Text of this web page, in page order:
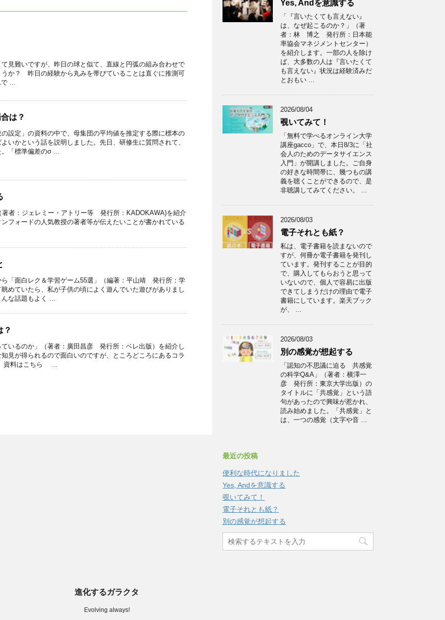
見難いですが、昨日の球と似て、直線と円弧の組み合わせで
か？ 昨日の経験から丸みを帯びていることは直ぐに推測可
...
は？
の設定」の資料の中で、母集団の平均値を推定する際に標本の
いかという話を説明しました。先日、研修生に質問されて、
「標準偏差のσ ...
著者：ジェレミー・アトリー等 発行所：KADOKAWA)を紹介
フォードの人気教授の著者等が伝えたいことが書かれている
ら「面白レク＆学習ゲーム55選」（編著：平山靖 発行所：学
めていたら、私が子供の頃によく遊んでいた遊びがありまし
な話題もよく ...
？
ているのか」（著者：廣田昌彦 発行所：ベレ出版）を紹介し
見が得られるので面白いのですが、ところどころにあるコラ
資料はこちら ...
Yes, Andを意識する
「『言いたくても言えない』
は、なぜ起こるのか？」（著
者：林 博之 発行所：日本能
率協会マネジメントセンター）
を紹介します。一部の人を除け
ば、大多数の人は『言いたくて
も言えない』状況は経験済みだ
とおもい ...
2026/08/04
覗いてみて！
「無料で学べるオンライン大学
講座gacco」で、本日8/3に「社
会人のためのデータサイエンス
入門」が開講しました。ご自身
の好きな時間帯に、幾つもの講
義を聴くことができるので、是
非聴講してみてください。 ...
2026/08/03
電子それとも紙？
私は、電子書籍を読まないので
すが、何冊か電子書籍を発刊し
ています。発刊することが目的
で、購入してもらおうと思って
いないので、個人で容易に出版
できてしまうだけの理由で電子
書籍にしています。楽天ブック
が、 ...
2026/08/03
別の感覚が想起する
「認知の不思議に迫る 共感覚
の科学Q&A」（著者：横澤一
彦 発行所：東京大学出版）の
タイトルに「共感覚」という語
句があったので興味が惹かれ、
読み始めました。「共感覚」と
は、一つの感覚（文字や音 ...
最近の投稿
便利な時代になりました
Yes, Andを意識する
覗いてみて！
電子それとも紙？
別の感覚が想起する
進化するガラクタ
Evolving always!